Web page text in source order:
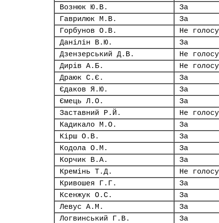
Вознюк Ю.В.
За
Гаврилюк М.В.
За
Горбунов О.В.
Не
Данілін В.Ю.
За
Дзензерський Д.В.
Не
Дирів А.Б.
Не
Драюк С.Є.
За
Єдаков Я.Ю.
За
Ємець Л.О.
За
Заставний Р.Й.
Не
Кадикало М.О.
За
Кірш О.В.
За
Кодола О.М.
За
Корчик В.А.
За
Кремінь Т.Д.
Не
Кривошея Г.Г.
За
Ксенжук О.С.
За
Левус А.М.
За
Логвинський Г.В.
За